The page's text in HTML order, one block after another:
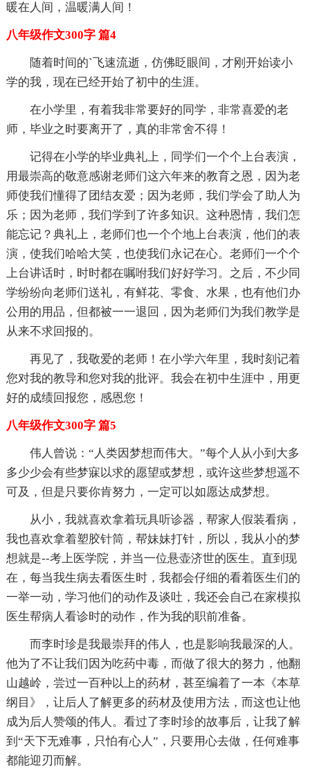
暖在人间，温暖满人间！
八年级作文300字 篇4
随着时间的`飞速流逝，仿佛眨眼间，才刚开始读小
学的我，现在已经开始了初中的生涯。
在小学里，有着我非常要好的同学，非常喜爱的老
师，毕业之时要离开了，真的非常舍不得！
记得在小学的毕业典礼上，同学们一个个上台表演，
用最崇高的敬意感谢老师们这六年来的教育之恩，因为老
师使我们懂得了团结友爱；因为老师，我们学会了助人为
乐；因为老师，我们学到了许多知识。这种恩情，我们怎
能忘记？典礼上，老师们也一个个地上台表演，他们的表
演，使我们哈哈大笑，也使我们永记在心。老师们一个个
上台讲话时，时时都在嘱咐我们好好学习。之后，不少同
学纷纷向老师们送礼，有鲜花、零食、水果，也有他们办
公用的用品，但都被一一退回，因为老师们为我们教学是
从来不求回报的。
再见了，我敬爱的老师！在小学六年里，我时刻记着
您对我的教导和您对我的批评。我会在初中生涯中，用更
好的成绩回报您，感恩您！
八年级作文300字 篇5
伟人曾说：“人类因梦想而伟大。”每个人从小到大多
多少少会有些梦寐以求的愿望或梦想，或许这些梦想遥不
可及，但是只要你肯努力，一定可以如愿达成梦想。
从小，我就喜欢拿着玩具听诊器，帮家人假装看病，
我也喜欢拿着塑胶针筒，帮妹妹打针，所以，我从小的梦
想就是--考上医学院，并当一位悬壶济世的医生。直到现
在，每当我生病去看医生时，我都会仔细的看着医生们的
一举一动，学习他们的动作及谈吐，我还会自己在家模拟
医生帮病人看诊时的动作，作为我的职前准备。
而李时珍是我最崇拜的伟人，也是影响我最深的人。
他为了不让我们因为吃药中毒，而做了很大的努力，他翻
山越岭，尝过一百种以上的药材，甚至编着了一本《本草
纲目》，让后人了解更多的药材及使用方法，而这也让他
成为后人赞颂的伟人。看过了李时珍的故事后，让我了解
到“天下无难事，只怕有心人”，只要用心去做，任何难事
都能迎刃而解。